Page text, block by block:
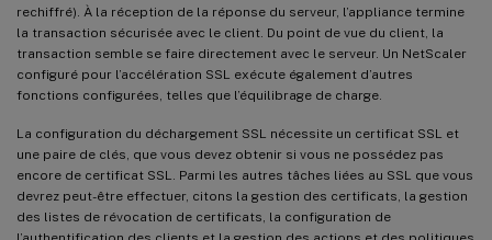
rechiffré). À la réception de la réponse du serveur, l’appliance termine
la transaction sécurisée avec le client. Du point de vue du client, la
transaction semble se faire directement avec le serveur. Un NetScaler
configuré pour l’accélération SSL exécute également d’autres
fonctions configurées, telles que l’équilibrage de charge.
La configuration du déchargement SSL nécessite un certificat SSL et
une paire de clés, que vous devez obtenir si vous ne possédez pas
encore de certificat SSL. Parmi les autres tâches liées au SSL que vous
devrez peut-être effectuer, citons la gestion des certificats, la gestion
des listes de révocation de certificats, la configuration de